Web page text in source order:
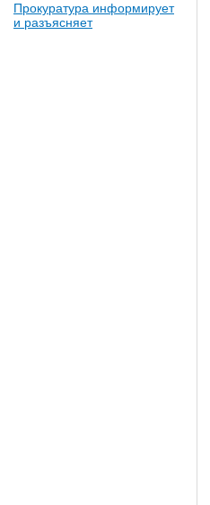
Прокуратура информирует
и разъясняет